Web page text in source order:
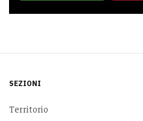
SEZIONI
Territorio